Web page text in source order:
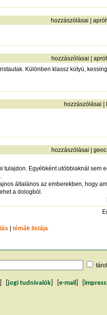
hozzászólásai
hozzászólásai
Különben klassz kütyü,
hozzászólásai
hozzászólásai
Egyébként utóbbiaknál sem
általános az emberekben, hogy
a dologból.
témák listája
jogi tudnivalók e-mail